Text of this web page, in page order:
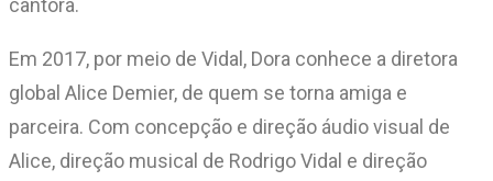
cantora.
Em 2017, por meio de Vidal, Dora conhece a diretora
global Alice Demier, de quem se torna amiga e
parceira. Com concepção e direção áudio visual de
Alice, direção musical de Rodrigo Vidal e direção